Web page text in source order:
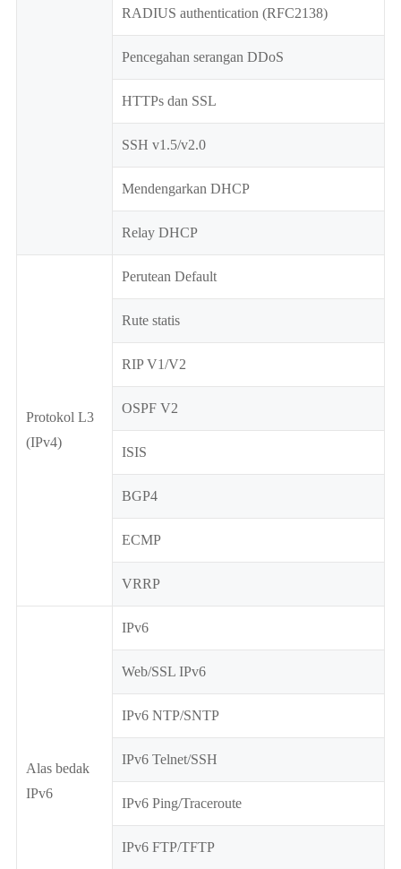
RADIUS authentication (RFC2138)
Pencegahan serangan DDoS
HTTPs dan SSL
SSH v1.5/v2.0
Mendengarkan DHCP
Relay DHCP
Protokol L3
(IPv4)
Perutean Default
Rute statis
RIP V1/V2
OSPF V2
ISIS
BGP4
ECMP
VRRP
Alas bedak
IPv6
IPv6
Web/SSL IPv6
IPv6 NTP/SNTP
IPv6 Telnet/SSH
IPv6 Ping/Traceroute
IPv6 FTP/TFTP